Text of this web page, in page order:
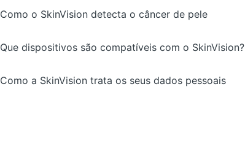
Como o SkinVision detecta o câncer de pele
Que dispositivos são compatíveis com o SkinVision?
Como a SkinVision trata os seus dados pessoais